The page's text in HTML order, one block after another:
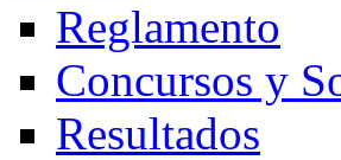
Reglamento
Concursos y
Resultados